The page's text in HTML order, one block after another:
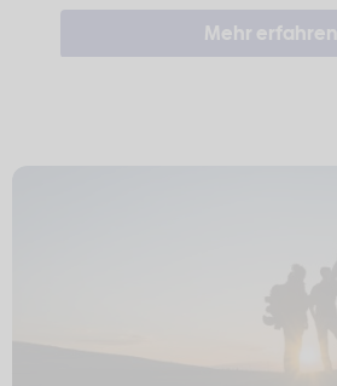
Mehr erfahren